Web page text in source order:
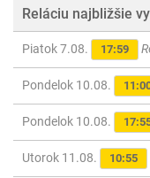
Reláciu najbližšie
Piatok 7.08. 17:59
Pondelok 10.08.
Pondelok 10.08.
Utorok 11.08. 10:55